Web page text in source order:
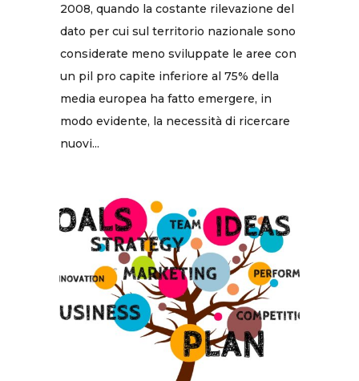
2008, quando la costante rilevazione del
dato per cui sul territorio nazionale sono
considerate meno sviluppate le aree con
un pil pro capite inferiore al 75% della
media europea ha fatto emergere, in
modo evidente, la necessità di ricercare
nuovi...